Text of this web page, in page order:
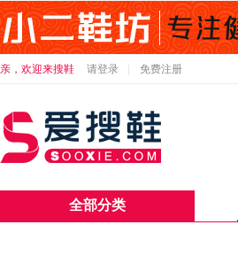
亲，欢迎来搜鞋 请登录 免费注册
全部分类